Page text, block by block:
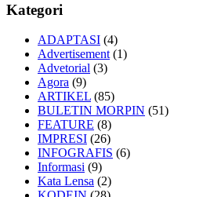
Kategori
ADAPTASI (4)
Advertisement(1)
Advetorial (3)
Agora (9)
ARTIKEL (85)
BULETIN MORPIN (51)
FEATURE (8)
IMPRESI (26)
INFOGRAFIS (6)
Informasi (9)
Kata Lensa (2)